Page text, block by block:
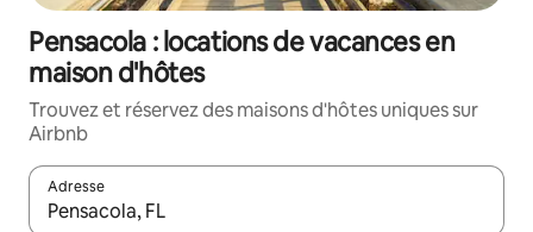
Pensacola : locations de vacances en
maison d'hôtes
Trouvez et réservez des maisons d'hôtes uniques sur
Airbnb
Adresse
Lorsque les résultats s'affichent, utilisez les flèches vers le